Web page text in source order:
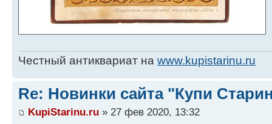
Честный антиквариат на www.kupistarinu.ru
Re: Новинки сайта "Купи
KupiStarinu.ru » 27 фев 2020, 13:32